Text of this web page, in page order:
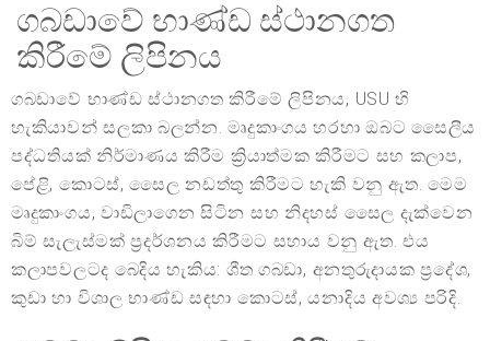
ගබඩාවේ භාණ්ඩ ස්ථානගත
කිරීමේ ලිපිනය
ගබඩාවේ භාණ්ඩ ස්ථානගත කිරීමේ ලිපිනය, USU හි
හැකියාවන් සලකා බලන්න. මෘදුකාංගය හරහා ඔබට සෛලීය
පද්ධතියක් නිර්මාණය කිරීම ක්‍රියාත්මක කිරීමට සහ කලාප,
පේළි, කොටස්, සෛල නඩත්තු කිරීමට හැකි වනු ඇත. මෙම
මෘදුකාංගය, වාඩිලාගෙන සිටින සහ නිදහස් සෛල දැක්වෙන
බිම් සැලැස්මක් ප්‍රදර්ශනය කිරීමට සහාය වනු ඇත. එය
කලාපවලටද බෙදිය හැකිය: ශීත ගබඩා, අනතුරුදායක ප්‍රදේශ,
කුඩා හා විශාල භාණ්ඩ සඳහා කොටස්, යනාදිය අවශ්‍ය පරිදි.